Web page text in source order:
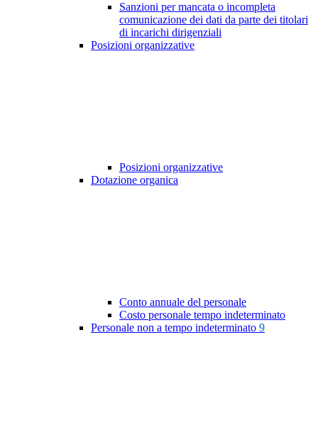
Sanzioni per mancata o incompleta
comunicazione dei dati da parte dei titolari
di incarichi dirigenziali
Posizioni organizzative
Posizioni organizzative
Dotazione organica
Conto annuale del personale
Costo personale tempo indeterminato
Personale non a tempo indeterminato 9